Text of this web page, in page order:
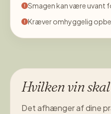
Smagen kan være uvant
Kræver omhyggelig
Hvilken vin
Det afhænger af dine